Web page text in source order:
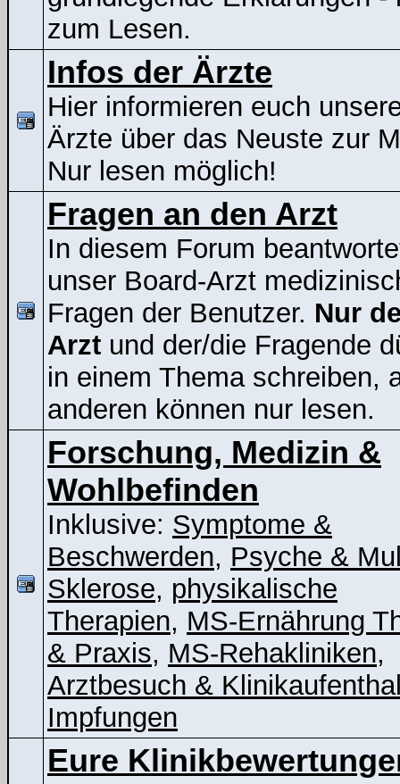
zum Lesen.
Infos der Ärzte
Hier informieren euch
Ärzte über das Neuste zur
Nur lesen möglich!
Fragen an den Arzt
In diesem Forum
unser Board-Arzt
Fragen der Benutzer. Nur
Arzt und der/die Fragende
in einem Thema schreiben,
anderen können nur lesen.
Forschung, Medizin &
Wohlbefinden
Inklusive: Symptome &
Beschwerden, Psyche &
Sklerose, physikalische
Therapien, MS-Ernährung
& Praxis, MS-Rehakliniken,
Arztbesuch &
Impfungen
Eure